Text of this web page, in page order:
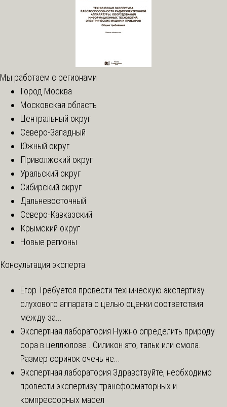
Мы работаем с регионами
Город Москва
Московская область
Центральный округ
Северо-Западный
Южный округ
Приволжский округ
Уральский округ
Сибирский округ
Дальневосточный
Северо-Кавказский
Крымский округ
Новые регионы
Консультация эксперта
Егор Требуется провести техническую экспертизу
слухового аппарата с целью оценки соответствия
между за...
Экспертная лаборатория Нужно определить природу
сора в целлюлозе . Силикон это, тальк или смола.
Размер соринок очень не...
Экспертная лаборатория Здравствуйте, необходимо
провести экспертизу трансформаторных и
компрессорных масел